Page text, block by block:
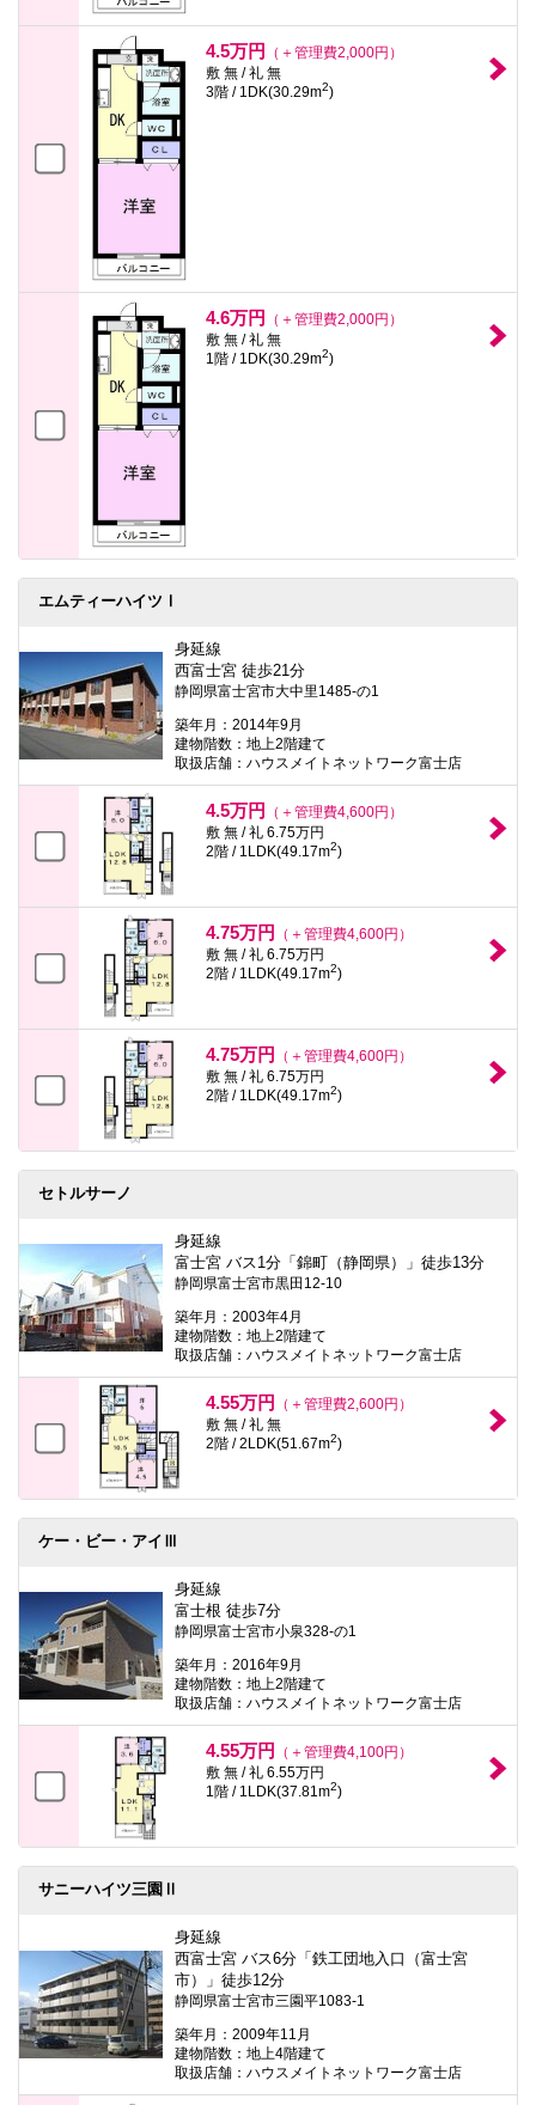
4.5万円
（＋管理費2,000円）
敷 無 / 礼 無
3階 / 1DK(30.29m2)
4.6万円
（＋管理費2,000円）
敷 無 / 礼 無
1階 / 1DK(30.29m2)
エムティーハイツⅠ
身延線
西富士宮 徒歩21分
静岡県富士宮市大中里1485-の1
築年月：2014年9月
建物階数：地上2階建て
取扱店舗：ハウスメイトネットワーク富士店
4.5万円
（＋管理費4,600円）
敷 無 / 礼 6.75万円
2階 / 1LDK(49.17m2)
4.75万円
（＋管理費4,600円）
敷 無 / 礼 6.75万円
2階 / 1LDK(49.17m2)
4.75万円
（＋管理費4,600円）
敷 無 / 礼 6.75万円
2階 / 1LDK(49.17m2)
セトルサーノ
身延線
富士宮 バス1分「錦町（静岡県）」徒歩13分
静岡県富士宮市黒田12-10
築年月：2003年4月
建物階数：地上2階建て
取扱店舗：ハウスメイトネットワーク富士店
4.55万円
（＋管理費2,600円）
敷 無 / 礼 無
2階 / 2LDK(51.67m2)
ケー・ビー・アイⅢ
身延線
富士根 徒歩7分
静岡県富士宮市小泉328-の1
築年月：2016年9月
建物階数：地上2階建て
取扱店舗：ハウスメイトネットワーク富士店
4.55万円
（＋管理費4,100円）
敷 無 / 礼 6.55万円
1階 / 1LDK(37.81m2)
サニーハイツ三園Ⅱ
身延線
西富士宮 バス6分「鉄工団地入口（富士宮
市）」徒歩12分
静岡県富士宮市三園平1083-1
築年月：2009年11月
建物階数：地上4階建て
取扱店舗：ハウスメイトネットワーク富士店